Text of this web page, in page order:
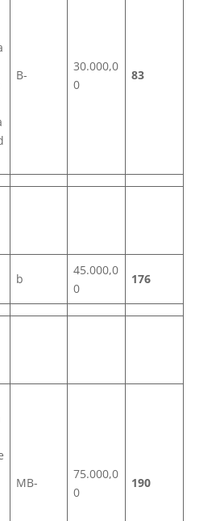
B-
30.000,0
0
83
b
45.000,0
0
176
MB-
75.000,0
0
190